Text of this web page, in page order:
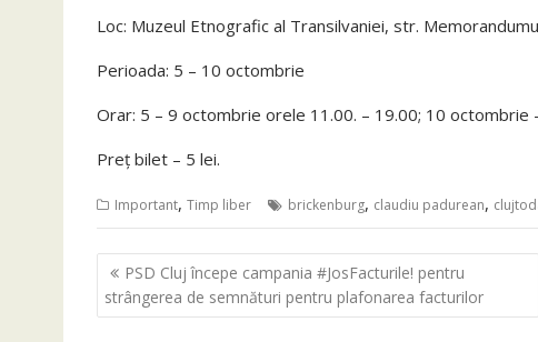
Loc: Muzeul Etnografic al Transilvaniei, str.
Perioada: 5 – 10 octombrie
Orar: 5 – 9 octombrie orele 11.00. – 19.00; 10 octombrie
Preț bilet – 5 lei.
Important, Timp liber brickenburg, claudiu padurean,
Navigare
în
articole
PSD Cluj începe campania #JosFacturile! pentru
strângerea de semnături pentru plafonarea facturilor